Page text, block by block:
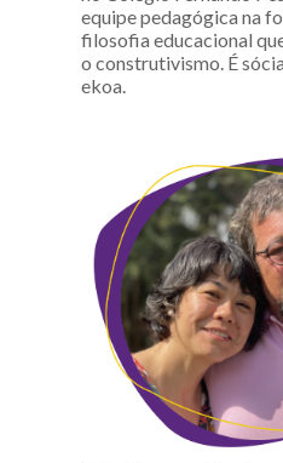
equipe pedagógica na
filosofia educacional
o construtivismo. É
ekoa.